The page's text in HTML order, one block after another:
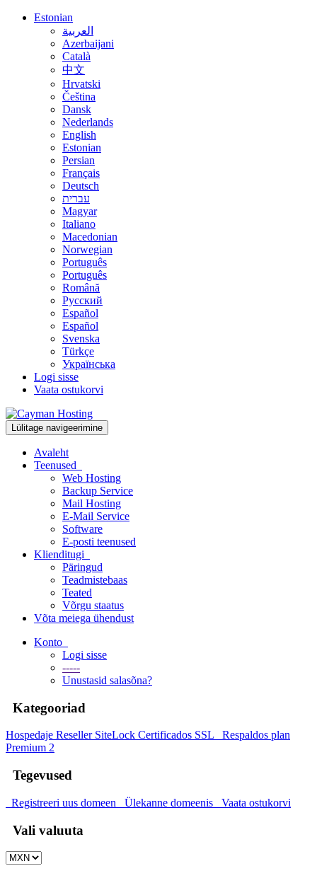
Estonian
العربية
Azerbaijani
Català
中文
Hrvatski
Čeština
Dansk
Nederlands
English
Estonian
Persian
Français
Deutsch
עברית
Magyar
Italiano
Macedonian
Norwegian
Português
Português
Română
Русский
Español
Español
Svenska
Türkçe
Українська
Logi sisse
Vaata ostukorvi
Lülitage navigeerimine
Avaleht
Teenused
Web Hosting
Backup Service
Mail Hosting
E-Mail Service
Software
E-posti teenused
Klienditugi
Päringud
Teadmistebaas
Teated
Võrgu staatus
Võta meiega ühendust
Konto
Logi sisse
-----
Unustasid salasõna?
Kategooriad
Hospedaje Reseller SiteLock Certificados SSL
Respaldos plan
Premium 2
Tegevused
Registreeri uus domeen Ülekanne domeenis Vaata ostukorvi
Vali valuuta